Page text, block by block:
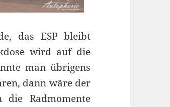
das ESP bleibt
wird auf die
man übrigens
dann wäre der
Radmomente